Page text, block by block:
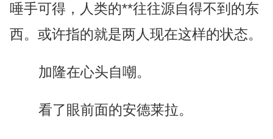
唾手可得，人类的**往往源自得不到的东
西。或许指的就是两人现在这样的状态。
加隆在心头自嘲。
看了眼前面的安德莱拉。